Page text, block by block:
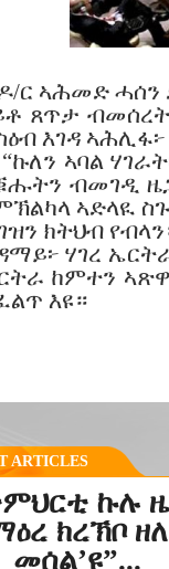
ር ኣሕመድ ሓሰን
ጸጥታ
እገዳ ኣሕሊፋ፦
“ኩለን ኣባል
ብመገዲ
ኣድላዪ
ክትህብ
ሃገረ
ከምተን
እዩ።
ARTICLES
ኩሉ
ክረኽቦ
መሰል’ዩ”...